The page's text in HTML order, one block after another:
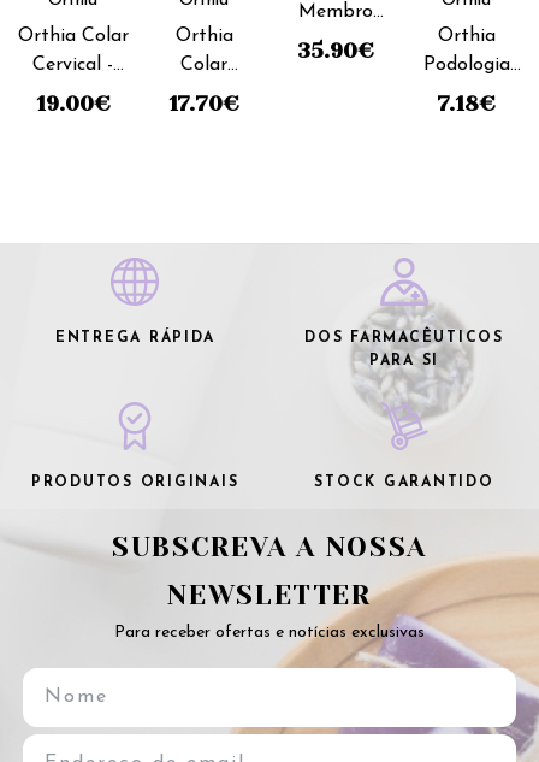
Orthia Colar
Cervical -
7cm_Tamanho
19.00€
Orthia
Colar
Cervical -
17.70€
Membro
Superior
35.90€
Orthia
Podologia
Dedal
7.18€
ENTREGA RÁPIDA
DOS FARMACÊUTICOS
PARA SI
PRODUTOS ORIGINAIS STOCK GARANTIDO
SUBSCREVA A NOSSA
NEWSLETTER
Para receber ofertas e notícias exclusivas